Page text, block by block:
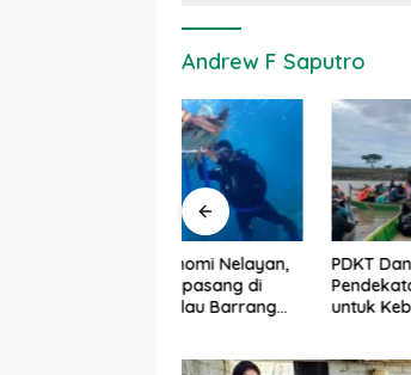
Andrew F Saputro
PDKT Danau Tempe :
Pendekatan Kearifan Lokal
untuk Keberlanjutan Sumber